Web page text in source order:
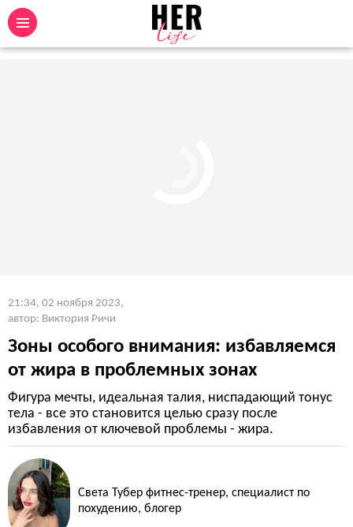
21:34, 02 ноября 2023,
автор: Виктория Ричи
Зоны особого внимания: избавляемся
от жира в проблемных зонах
Фигура мечты, идеальная талия, ниспадающий тонус
тела - все это становится целью сразу после
избавления от ключевой проблемы - жира.
Света Тубер фитнес-тренер, специалист по
похудению, блогер